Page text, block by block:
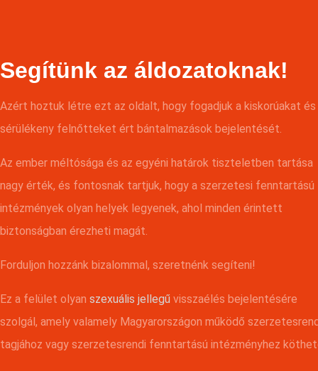
Segítünk az áldozatoknak!
Azért hoztuk létre ezt az oldalt, hogy fogadjuk a kiskorúakat és
sérülékeny felnőtteket ért bántalmazások bejelentését.
Az ember méltósága és az egyéni határok tiszteletben tartása
nagy érték, és fontosnak tartjuk, hogy a szerzetesi fenntartású
intézmények olyan helyek legyenek, ahol minden érintett
biztonságban érezheti magát.
Forduljon hozzánk bizalommal, szeretnénk segíteni!
Ez a felület olyan szexuális jellegű visszaélés bejelentésére
szolgál, amely valamely Magyarországon működő
tagjához vagy szerzetesrendi fenntartású intézményhez